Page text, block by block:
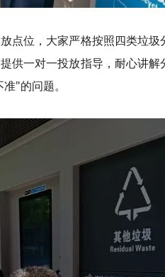
点位，大家严格按照四类垃
供一对一投放指导，耐心讲
"的问题。